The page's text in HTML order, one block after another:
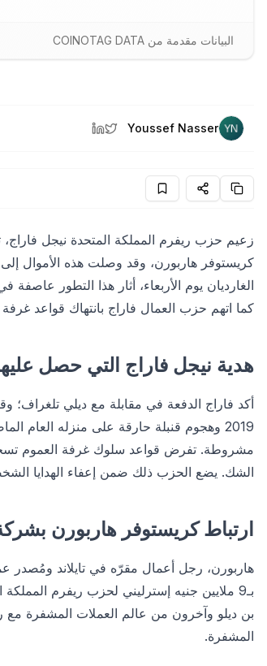
البيانات مقدمة من COINOTAG DATA
Youssef Nasser
كريستوفر هاربورن، وقد وصلت هذه الأموال
الغارديان يوم الأربعاء، أثار هذا التطور
كما اتهم حزب العمال فاراج بانتهاك قواعد غرفة
هدية نيجل فاراج التي حصل
أكد فاراج الدفعة في مقابلة مع ديلي تلغراف؛
2019 وهجوم قنبلة حارقة على منزله
الشك. يضع الحزب ذلك ضمن إعفاء الهدايا
ارتباط كريستوفر هاربورن
هاربورن، رجل أعمال مقرّه في تايلاند ومُصدر عملة
بن ديلو وآخرون من عالم العملات المشفرة
المشفرة.